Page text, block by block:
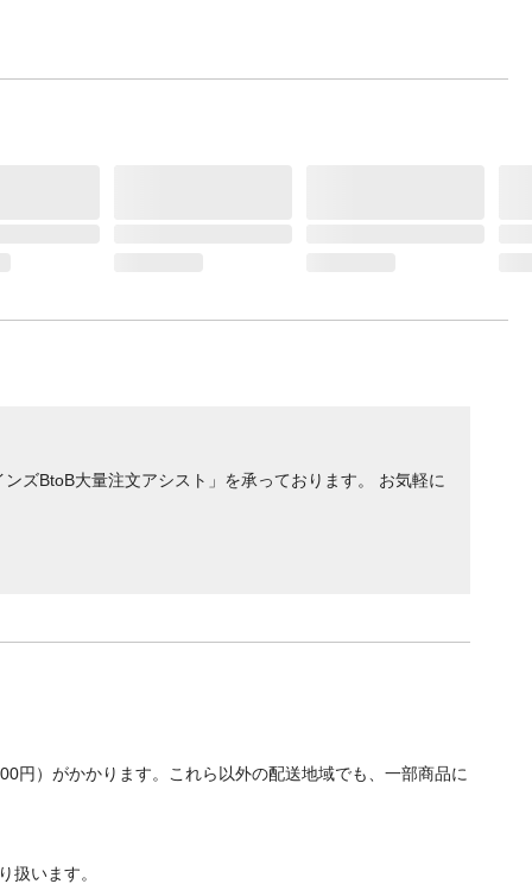
ズBtoB大量注文アシスト」を承っております。 お気軽に
円）がかかります。これら以外の配送地域でも、一部商品に
扱います。